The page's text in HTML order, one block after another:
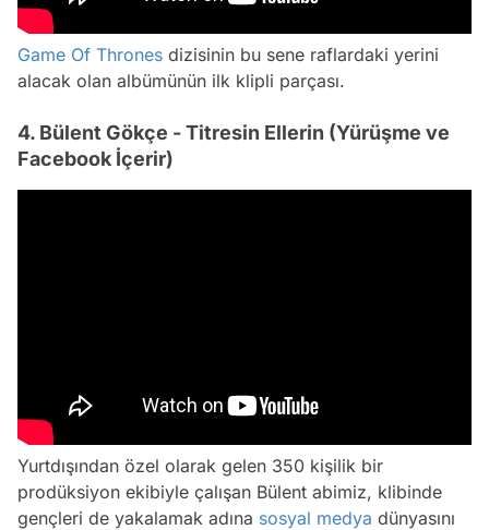
Game Of Thrones dizisinin bu sene raflardaki yerini
alacak olan albümünün ilk klipli parçası.
4. Bülent Gökçe - Titresin Ellerin (Yürüşme ve
Facebook İçerir)
Yurtdışından özel olarak gelen 350 kişilik bir
prodüksiyon ekibiyle çalışan Bülent abimiz, klibinde
gençleri de yakalamak adına sosyal medya dünyasını